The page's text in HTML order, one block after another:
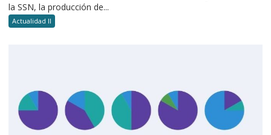
la SSN, la producción de...
Actualidad II